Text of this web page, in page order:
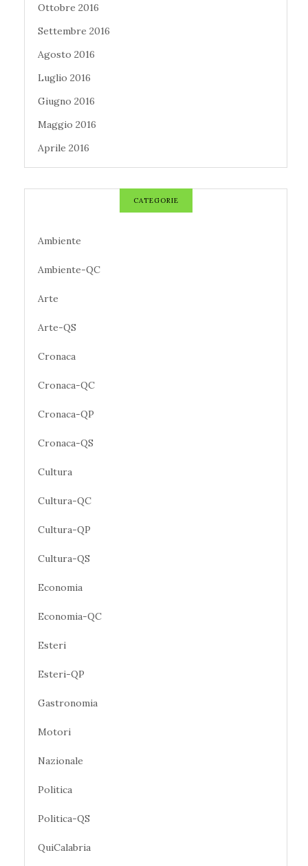
Ottobre 2016
Settembre 2016
Agosto 2016
Luglio 2016
Giugno 2016
Maggio 2016
Aprile 2016
CATEGORIE
Ambiente
Ambiente-QC
Arte
Arte-QS
Cronaca
Cronaca-QC
Cronaca-QP
Cronaca-QS
Cultura
Cultura-QC
Cultura-QP
Cultura-QS
Economia
Economia-QC
Esteri
Esteri-QP
Gastronomia
Motori
Nazionale
Politica
Politica-QS
QuiCalabria